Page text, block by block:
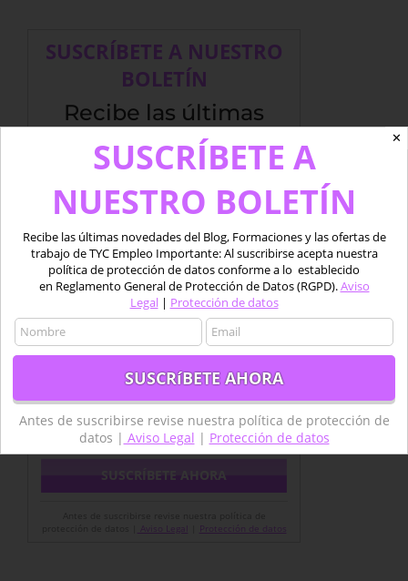
SUSCRÍBETE A NUESTRO
BOLETÍN
Recibe las últimas
novedades del Blog,
Formaciones y las
ofertas de trabajo
de TYC Empleo
Importante: Al suscribirse acepta nuestra
política de protección de datos conforme a lo
establecido en Reglamento General de
Protección de Datos (RGPD) de la LOPD 2018.
Aviso Legal|Protección de datos
Aviso Legal Protección de datos
✕
SUSCRÍBETE A
NUESTRO BOLETÍN
Recibe las últimas novedades del Blog, Formaciones y las ofertas de
trabajo de TYC Empleo Importante: Al suscribirse acepta nuestra
política de protección de datos conforme a lo establecido
en Reglamento General de Protección de Datos (RGPD).Aviso
Legal| Protección de datos
Antes de suscribirse revise nuestra política de protección de
datos | Aviso Legal | Protección de datos